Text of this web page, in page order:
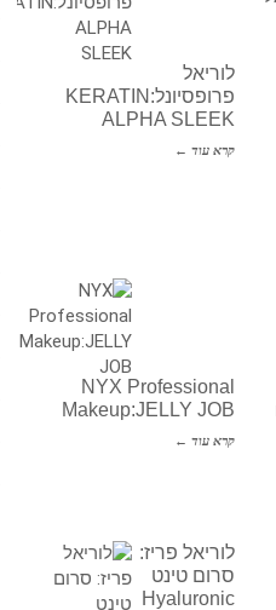
לוריאל
פרופסיונל:KERATIN
ALPHA SLEEK
קרא עוד ←
NYX Professional
Makeup:JELLY JOB
קרא עוד ←
לוריאל פריז:
סרום טינט
Hyaluronic